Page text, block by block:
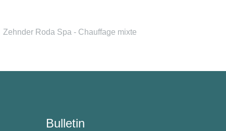
Zehnder Roda Spa - Chauffage mixte
Bulletin